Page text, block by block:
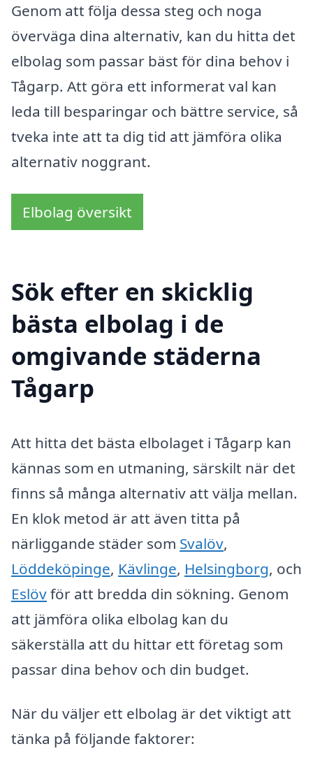
Genom att följa dessa steg och noga
överväga dina alternativ, kan du hitta det
elbolag som passar bäst för dina behov i
Tågarp. Att göra ett informerat val kan
leda till besparingar och bättre service, så
tveka inte att ta dig tid att jämföra olika
alternativ noggrant.
Elbolag översikt
Sök efter en skicklig
bästa elbolag i de
omgivande städerna
Tågarp
Att hitta det bästa elbolaget i Tågarp kan
kännas som en utmaning, särskilt när det
finns så många alternativ att välja mellan.
En klok metod är att även titta på
närliggande städer som Svalöv,
Löddeköpinge, Kävlinge, Helsingborg, och
Eslövför att bredda din sökning. Genom
att jämföra olika elbolag kan du
säkerställa att du hittar ett företag som
passar dina behov och din budget.
När du väljer ett elbolag är det viktigt att
tänka på följande faktorer: